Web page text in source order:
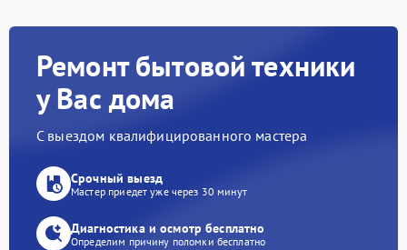
Ремонт бытовой техники
у Вас дома
С выездом квалифицированного мастера
Срочный выезд
Мастер приедет уже через 30 минут
Диагностика и осмотр бесплатно
Определим причину поломки бесплатно